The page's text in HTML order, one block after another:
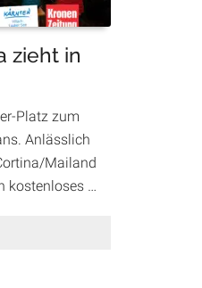
zieht in
Platz zum
Anlässlich
Mailand
kostenloses …